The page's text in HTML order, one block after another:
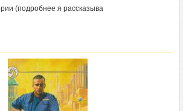
(подробнее я рассказыва